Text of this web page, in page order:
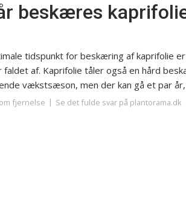
beskæres
tidspunkt for beskæring af kaprifolie
faldet af. Kaprifolie tåler også en hård
vækstsæson, men der kan gå et par
fjernelse Se det fulde svar på plantorama.dk